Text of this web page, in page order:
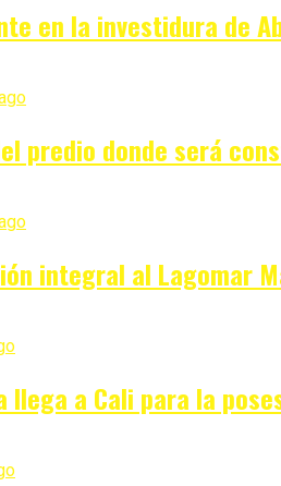
en la investidura de
predio donde será
integral al Lagomar
llega a Cali para la